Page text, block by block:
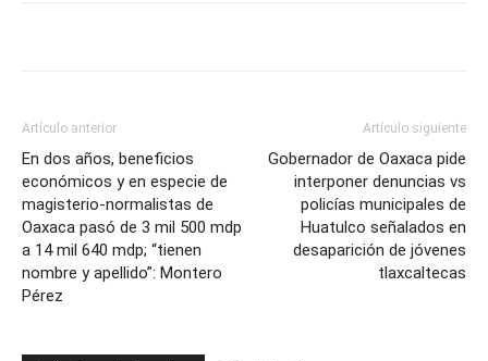
Artículo anterior
En dos años, beneficios
económicos y en especie de
magisterio-normalistas de
Oaxaca pasó de 3 mil 500 mdp
a 14 mil 640 mdp; “tienen
nombre y apellido”: Montero
Pérez
Artículo siguiente
Gobernador de Oaxaca pide
interponer denuncias vs
policías municipales de
Huatulco señalados en
desaparición de jóvenes
tlaxcaltecas